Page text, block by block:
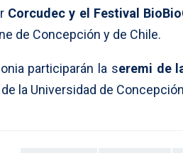
Corcudec y el Festival
de Concepción y de Chile.
participarán la seremi de
la Universidad de